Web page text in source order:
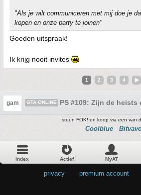
"Als je wilt communiceren met mij doe je
kopen en onze party te joinen"
Goeden uitspraak!
Ik krijg nooit invites
1 2 3 4
gam GTA ONLINE PS #109: Zijn de
steun FOK! en koop via een van
Coolblue
Index Actief MyAT
privacy premium account